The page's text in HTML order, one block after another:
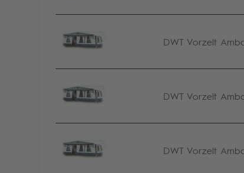
DWT Vorzelt
DWT Vorzelt
DWT Vorzelt